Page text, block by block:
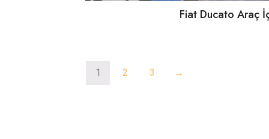
Fiat Ducato Araç
1 2 3 →